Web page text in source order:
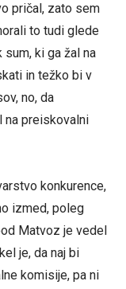
pričal, zato sem
to tudi glede
sum, ki ga žal na
in težko bi v
no, da
na preiskovalni
konkurence,
izmed, poleg
Matvoz je vedel
je, da naj bi
komisije, pa ni